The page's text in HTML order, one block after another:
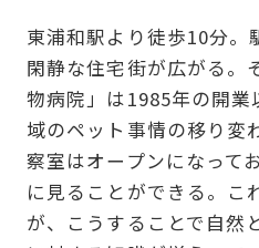
東浦和駅より徒歩10分。
閑静な住宅街が広がる。
物病院」は1985年の開
域のペット事情の移り変
察室はオープンになって
に見ることができる。こ
が、こうすることで自然